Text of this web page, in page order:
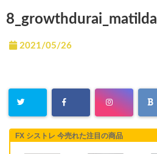
8_growthdurai_matilda
2021/05/26